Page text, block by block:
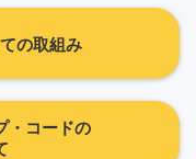
の取組み
・コードの